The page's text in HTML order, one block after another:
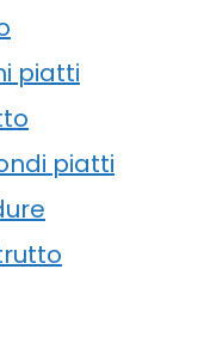
piatti
piatti